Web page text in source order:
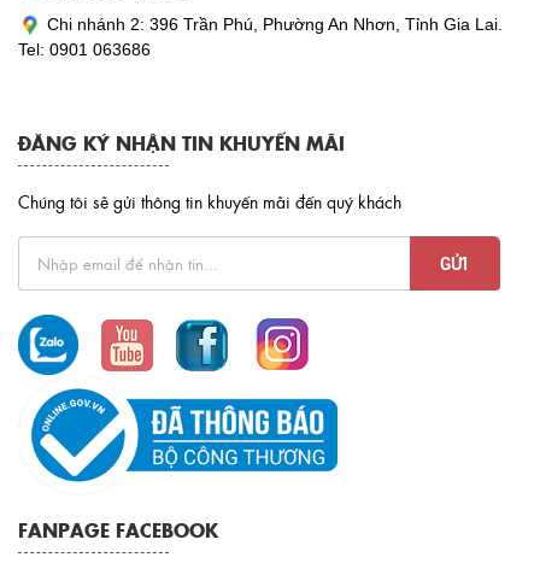
Chi nhánh 2: 396 Trần Phú, Phường An Nhơn, Tỉnh Gia Lai.
Tel: 0901 063686
ĐĂNG KÝ NHẬN TIN KHUYẾN MÃI
Chúng tôi sẽ gửi thông tin khuyến mãi đến quý khách
FANPAGE FACEBOOK